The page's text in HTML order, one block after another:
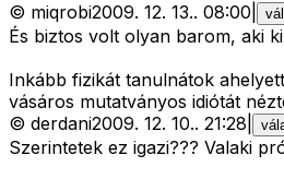
© miqrobi2009. 12. 13.. 08:00
És biztos volt olyan barom, aki
Inkább fizikát tanulnátok
vásáros mutatványos idiótát
© derdani2009. 12. 10.. 21:28
Szerintetek ez igazi??? Valaki